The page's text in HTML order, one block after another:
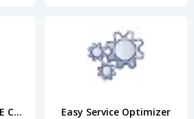
Advanced BAT to EXE Converter Easy Service Optimizer